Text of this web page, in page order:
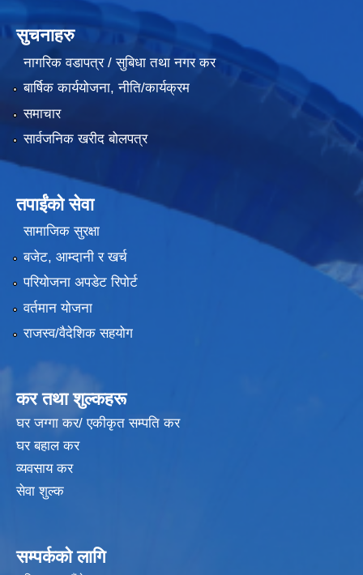
सुचनाहरु
नागरिक वडापत्र / सुबिधा तथा नगर कर
बार्षिक कार्ययोजना, नीति/कार्यक्रम
समाचार
सार्वजनिक खरीद बोलपत्र
तपाईंको सेवा
सामाजिक सुरक्षा
बजेट, आम्दानी र खर्च
परियोजना अपडेट रिपोर्ट
वर्तमान योजना
राजस्व/वैदेशिक सहयोग
कर तथा शुल्कहरू
घर जग्गा कर/ एकीकृत सम्पति कर
घर बहाल कर
व्यवसाय कर
सेवा शुल्क
सम्पर्कको लागि